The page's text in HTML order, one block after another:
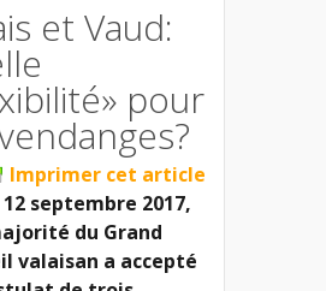
et Vaud:
pour
Imprimer cet article
septembre 2017,
du Grand
valaisan a accepté